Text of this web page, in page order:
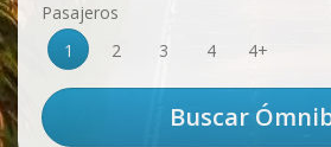
Pasajeros
1
2 3 4 4+